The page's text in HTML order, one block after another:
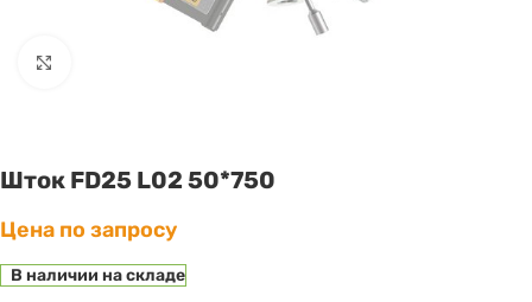
Шток FD25 L02 50*750
Цена по запросу
В наличии на складе